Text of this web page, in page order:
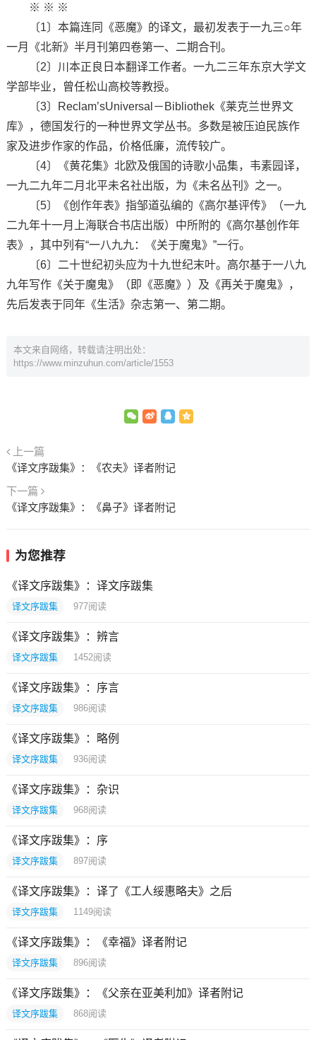
※ ※ ※
〔1〕本篇连同《恶魔》的译文，最初发表于一九三○年
一月《北新》半月刊第四卷第一、二期合刊。
〔2〕川本正良日本翻译工作者。一九二三年东京大学文
学部毕业，曾任松山高校等教授。
〔3〕Reclam’sUniversal－Bibliothek《莱克兰世界文
库》，德国发行的一种世界文学丛书。多数是被压迫民族作
家及进步作家的作品，价格低廉，流传较广。
〔4〕《黄花集》北欧及俄国的诗歌小品集，韦素园译，
一九二九年二月北平未名社出版，为《未名丛刊》之一。
〔5〕《创作年表》指邹道弘编的《高尔基评传》（一九
二九年十一月上海联合书店出版）中所附的《高尔基创作年
表》，其中列有“一八九九：《关于魔鬼》”一行。
〔6〕二十世纪初头应为十九世纪末叶。高尔基于一八九
九年写作《关于魔鬼》（即《恶魔》）及《再关于魔鬼》，
先后发表于同年《生活》杂志第一、第二期。
本文来自网络，转载请注明出处：
https://www.minzuhun.com/article/1553
上一篇
《译文序跋集》：《农夫》译者附记
下一篇
《译文序跋集》：《鼻子》译者附记
为您推荐
《译文序跋集》：译文序跋集
译文序跋集 977阅读
《译文序跋集》：辨言
译文序跋集 1452阅读
《译文序跋集》：序言
译文序跋集 986阅读
《译文序跋集》：略例
译文序跋集 936阅读
《译文序跋集》：杂识
译文序跋集 968阅读
《译文序跋集》：序
译文序跋集 897阅读
《译文序跋集》：译了《工人绥惠略夫》之后
译文序跋集 1149阅读
《译文序跋集》：《幸福》译者附记
译文序跋集 896阅读
《译文序跋集》：《父亲在亚美利加》译者附记
译文序跋集 868阅读